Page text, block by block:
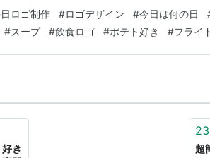
ゴの説明 「スープの日」という訳で、英語
を制作してみま…
ロゴ制作 #ロゴデザイン #今日は何の日
#スープ #飲食ロゴ #ポテト好き #フライ
き
23
超